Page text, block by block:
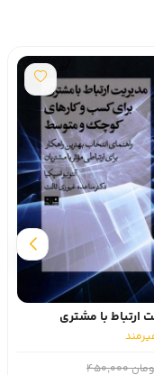
ارتباط با مشتری
450,000